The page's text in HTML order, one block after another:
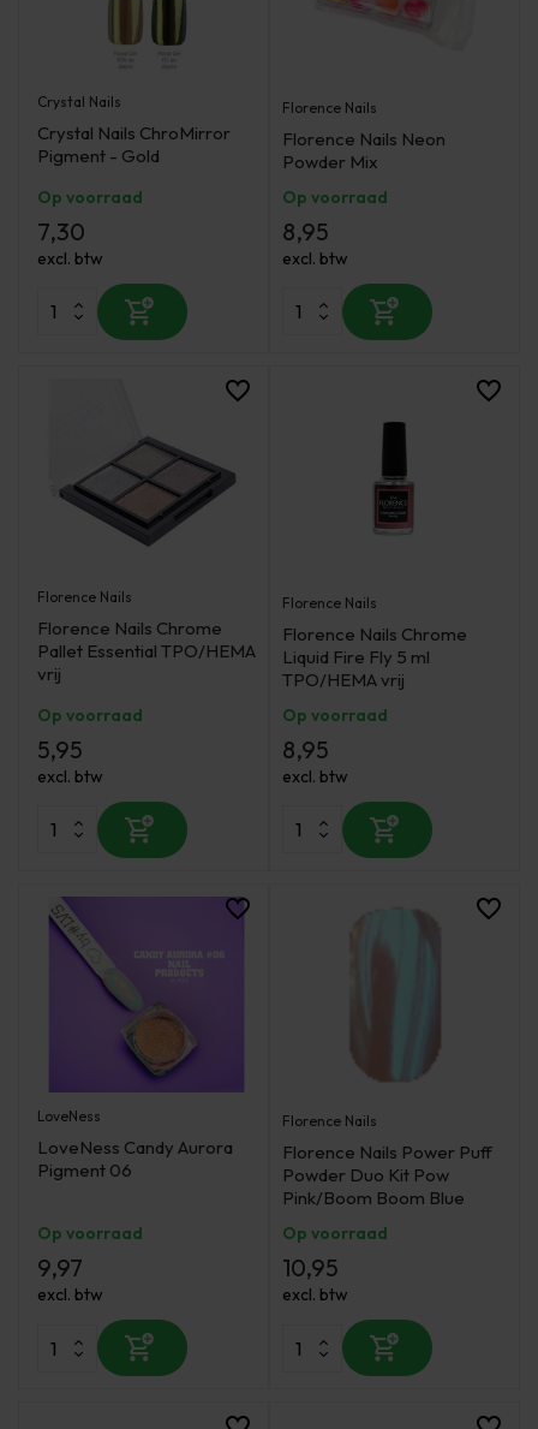
Crystal Nails
Crystal Nails ChroMirror
Pigment - Gold
Op voorraad
7,30
excl. btw
Florence Nails
Florence Nails Neon
Powder Mix
Op voorraad
8,95
excl. btw
Florence Nails
Florence Nails Chrome
Pallet Essential TPO/HEMA
vrij
Op voorraad
5,95
excl. btw
Florence Nails
Florence Nails Chrome
Liquid Fire Fly 5 ml
TPO/HEMA vrij
Op voorraad
8,95
excl. btw
LoveNess
LoveNess Candy Aurora
Pigment 06
Op voorraad
9,97
excl. btw
Florence Nails
Florence Nails Power Puff
Powder Duo Kit Pow
Pink/Boom Boom Blue
Op voorraad
10,95
excl. btw